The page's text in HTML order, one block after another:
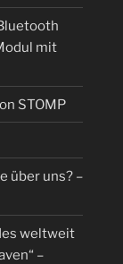
mit
STOMP
über uns? –
weltweit
–